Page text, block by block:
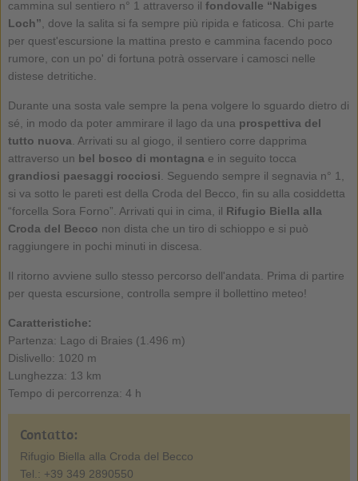
cammina sul sentiero n° 1 attraverso il fondovalle “Nabiges
Loch” , dove la salita si fa sempre più ripida e faticosa. Chi parte
per quest'escursione la mattina presto e cammina facendo poco
rumore, con un po' di fortuna potrà osservare i camosci nelle
distese detritiche.
Durante una sosta vale sempre la pena volgere lo sguardo dietro di
sé, in modo da poter ammirare il lago da una prospettiva del
tutto nuova . Arrivati su al giogo, il sentiero corre dapprima
attraverso un bel bosco di montagna e in seguito tocca
grandiosi paesaggi rocciosi . Seguendo sempre il segnavia n° 1,
si va sotto le pareti est della Croda del Becco, fin su alla cosiddetta
“forcella Sora Forno”. Arrivati qui in cima, il Rifugio Biella alla
Croda del Becco non dista che un tiro di schioppo e si può
raggiungere in pochi minuti in discesa.
Il ritorno avviene sullo stesso percorso dell'andata. Prima di partire
per questa escursione, controlla sempre il bollettino meteo!
Caratteristiche:
Partenza: Lago di Braies (1.496 m)
Dislivello: 1020 m
Lunghezza: 13 km
Tempo di percorrenza: 4 h
Contatto:
Rifugio Biella alla Croda del Becco
Tel.: +39 349 2890550